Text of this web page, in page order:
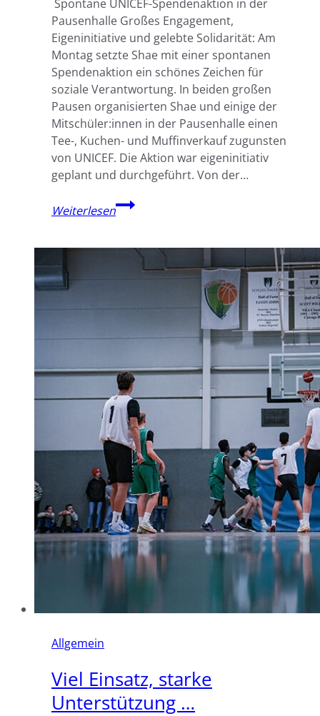
Spontane UNICEF-Spendenaktion in der
Pausenhalle Großes Engagement,
Eigeninitiative und gelebte Solidarität: Am
Montag setzte Shae mit einer spontanen
Spendenaktion ein schönes Zeichen für
soziale Verantwortung. In beiden großen
Pausen organisierten Shae und einige der
Mitschüler:innen in der Pausenhalle einen
Tee-, Kuchen- und Muffinverkauf zugunsten
von UNICEF. Die Aktion war eigeninitiativ
geplant und durchgeführt. Von der…
WeiterlesenLesen,
um
ermöglichen
Allgemein
Viel Einsatz, starke
Unterstützung …